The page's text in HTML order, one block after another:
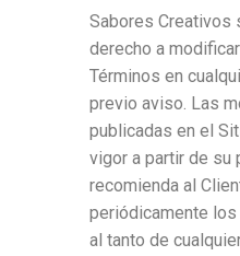
Sabores Creativos
derecho a
Términos en
previo aviso. Las
publicadas en el
vigor a partir de su
recomienda al
periódicamente
al tanto de